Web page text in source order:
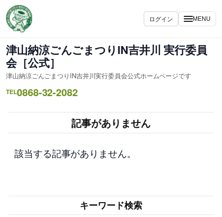
容
を
ス
キ
ッ
プ
ログイン MENU
津山納涼ごんごまつりIN吉井川 実行委員
会［公式］
津山納涼ごんごまつりIN吉井川実行委員会公式ホームページです
TEL0868-32-2082
記事がありません
該当する記事がありません。
キーワード検索